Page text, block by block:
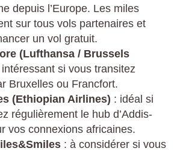
depuis l’Europe. Les miles
sur tous vols partenaires et
un vol gratuit.
(Lufthansa / Brussels
intéressant si vous transitez
Bruxelles ou Francfort.
(Ethiopian Airlines) : idéal si
régulièrement le hub d’Addis-
vos connexions africaines.
: à considérer si vous